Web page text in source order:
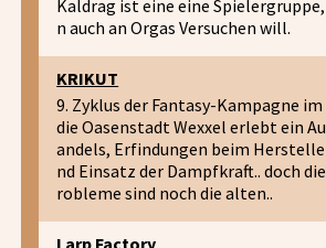
Kaldrag ist eine eine
n auch an Orgas Versuchen will.
KRIKUT
9. Zyklus der Fantasy-Kampagne
die Oasenstadt Wexxel erlebt ein
andels, Erfindungen beim
nd Einsatz der Dampfkraft.. doch
robleme sind noch die alten..
Larp Factory